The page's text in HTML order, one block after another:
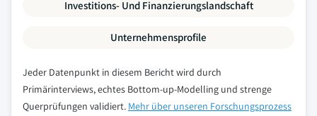
Investitions- Und Finanzierungslandschaft
Unternehmensprofile
Jeder Datenpunkt in diesem Bericht wird durch
Primärinterviews, echtes Bottom-up-Modelling und strenge
Querprüfungen validiert. Mehr über unseren Forschungsprozess